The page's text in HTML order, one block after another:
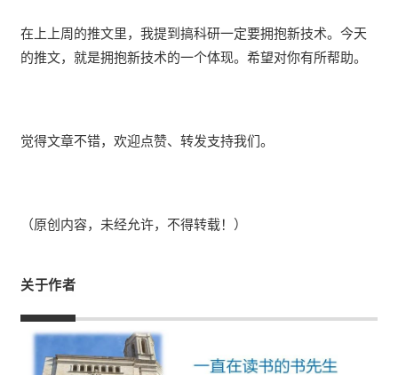
在上上周的推文里，我提到搞科研一定要拥抱新技术。今天
的推文，就是拥抱新技术的一个体现。希望对你有所帮助。
觉得文章不错，欢迎点赞、转发支持我们。
（原创内容，未经允许，不得转载！）
关于作者